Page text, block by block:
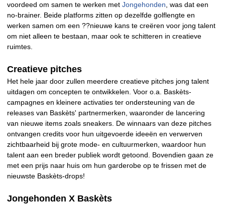
voordeed om samen te werken met Jongehonden , was dat een
no-brainer. Beide platforms zitten op dezelfde golflengte en
werken samen om een ??nieuwe kans te creëren voor jong talent
om niet alleen te bestaan, maar ook te schitteren in creatieve
ruimtes.
Creatieve pitches
Het hele jaar door zullen meerdere creatieve pitches jong talent
uitdagen om concepten te ontwikkelen. Voor o.a. Baskèts-
campagnes en kleinere activaties ter ondersteuning van de
releases van Baskèts' partnermerken, waaronder de lancering
van nieuwe items zoals sneakers. De winnaars van deze pitches
ontvangen credits voor hun uitgevoerde ideeën en verwerven
zichtbaarheid bij grote mode- en cultuurmerken, waardoor hun
talent aan een breder publiek wordt getoond. Bovendien gaan ze
met een prijs naar huis om hun garderobe op te frissen met de
nieuwste Baskèts-drops!
Jongehonden X Baskèts